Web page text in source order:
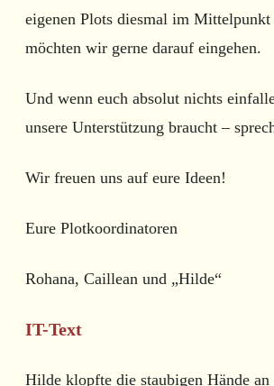
eigenen Plots diesmal im Mittelpunkt
möchten wir gerne darauf eingehen.
Und wenn euch absolut nichts
unsere Unterstützung braucht –
Wir freuen uns auf eure Ideen!
Eure Plotkoordinatoren
Rohana, Caillean und „Hilde“
IT-Text
Hilde klopfte die staubigen Hände an